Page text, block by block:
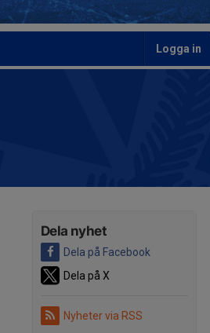
Logga in
Dela nyhet
Dela på Facebook
Dela på X
Nyheter via RSS